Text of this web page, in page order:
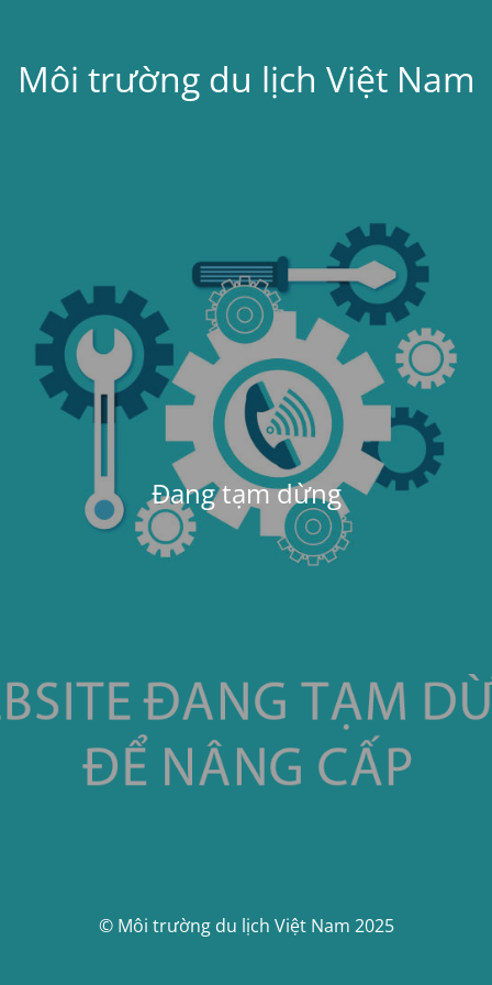
Môi trường du lịch Việt Nam
Đang tạm dừng
© Môi trường du lịch Việt Nam 2025